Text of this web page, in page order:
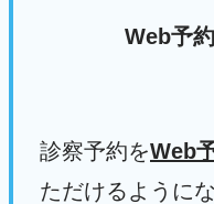
Web予
診察予約をWeb
ただけるように